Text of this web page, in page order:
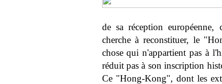
de sa réception
cherche à reconstituer, le
chose qui n'appartient pas à
réduit pas à son inscription
Ce "Hong-Kong", dont les